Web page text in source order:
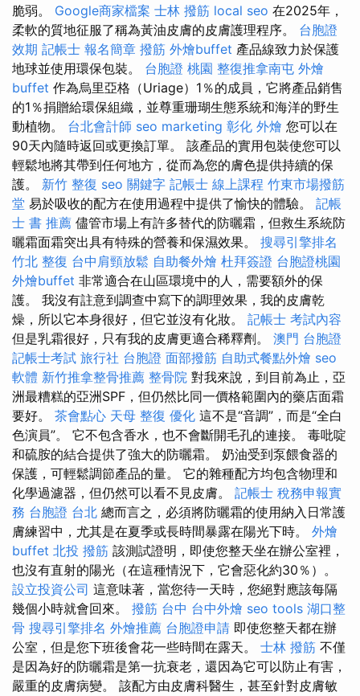
脆弱。 Google商家檔案 士林 撥筋 local seo 在2025年，
柔軟的質地征服了稱為黃油皮膚的皮膚護理程序。 台胞證
效期 記帳士 報名簡章 撥筋 外燴buffet 產品線致力於保護
地球並使用環保包裝。 台胞證 桃園 整復推拿南屯 外燴
buffet 作為烏里亞格（Uriage）1％的成員，它將產品銷售
的1％捐贈給環保組織，並尊重珊瑚生態系統和海洋的野生
動植物。 台北會計師 seo marketing 彰化 外燴 您可以在
90天內隨時返回或更換訂單。 該產品的實用包裝使您可以
輕鬆地將其帶到任何地方，從而為您的膚色提供持續的保
護。 新竹 整復 seo 關鍵字 記帳士 線上課程 竹東市場撥筋
堂 易於吸收的配方在使用過程中提供了愉快的體驗。 記帳
士 書 推薦 儘管市場上有許多替代的防曬霜，但救生系統防
曬霜面霜突出具有特殊的營養和保濕效果。 搜尋引擎排名
竹北 整復 台中肩頸放鬆 自助餐外燴 杜拜簽證 台胞證桃園
外燴buffet 非常適合在山區環境中的人，需要額外的保
護。 我沒有註意到調查中寫下的調理效果，我的皮膚乾
燥，所以它本身很好，但它並沒有化妝。 記帳士 考試內容
但是乳霜很好，只有我的皮膚更適合稀釋劑。 澳門 台胞證
記帳士考試 旅行社 台胞證 面部撥筋 自助式餐點外燴 seo
軟體 新竹推拿整骨推薦 整骨院 對我來說，到目前為止，亞
洲最糟糕的亞洲SPF，但仍然比同一價格範圍內的藥店面霜
要好。 茶會點心 天母 整復 優化 這不是“音調”，而是“全白
色演員”。 它不包含香水，也不會斷開毛孔的連接。 毒吡啶
和硫胺的結合提供了強大的防曬霜。 奶油受到泵餵食器的
保護，可輕鬆調節產品的量。 它的雜種配方均包含物理和
化學過濾器，但仍然可以看不見皮膚。 記帳士 稅務申報實
務 台胞證 台北 總而言之，必須將防曬霜的使用納入日常護
膚練習中，尤其是在夏季或長時間暴露在陽光下時。 外燴
buffet 北投 撥筋 該測試證明，即使您整天坐在辦公室裡，
也沒有直射的陽光（在這種情況下，它會惡化約30％）。
設立投資公司 這意味著，當您待一天時，您絕對應該每隔
幾個小時就會回來。 撥筋 台中 台中外燴 seo tools 湖口整
骨 搜尋引擎排名 外燴推薦 台胞證申請 即使您整天都在辦
公室，但是您下班後會花一些時間在露天。 士林 撥筋 不僅
是因為好的防曬霜是第一抗衰老，還因為它可以防止有害，
嚴重的皮膚病變。 該配方由皮膚科醫生，甚至針對皮膚敏